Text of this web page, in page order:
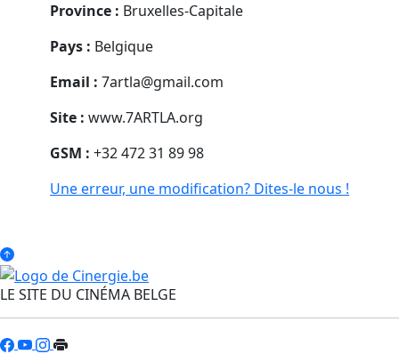
Province : Bruxelles-Capitale
Pays : Belgique
Email : 7artla@gmail.com
Site : www.7ARTLA.org
GSM : +32 472 31 89 98
Une erreur, une modification? Dites-le nous !
LE SITE DU CINÉMA BELGE